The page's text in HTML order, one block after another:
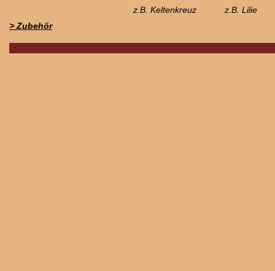
> Zubehör
z.B. Keltenkreuz z.B. Lilie